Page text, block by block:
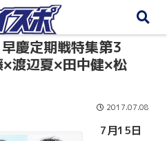
慶定期戦特集第3
渡辺夏×田中健×松
2017.07.08
7月15日